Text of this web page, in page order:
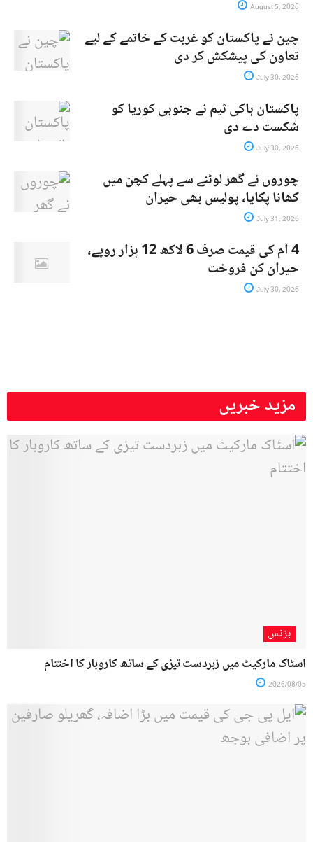
August 5, 2026
چین نے پاکستان کو غربت کے خاتمے کے لیے
تعاون کی پیشکش کر دی
July 30, 2026
پاکستان ہاکی ٹیم نے جنوبی کوریا کو
شکست دے دی
July 30, 2026
چوروں نے گھر لوٹنے سے پہلے کچن میں
کھانا پکایا، پولیس بھی حیران
July 31, 2026
4 آم کی قیمت صرف 6 لاکھ 12 ہزار روپے،
حیران کن فروخت
July 30, 2026
مزید خبریں
بزنس
اسٹاک مارکیٹ میں زبردست تیزی کے ساتھ کاروبار کا اختتام
2026/08/05